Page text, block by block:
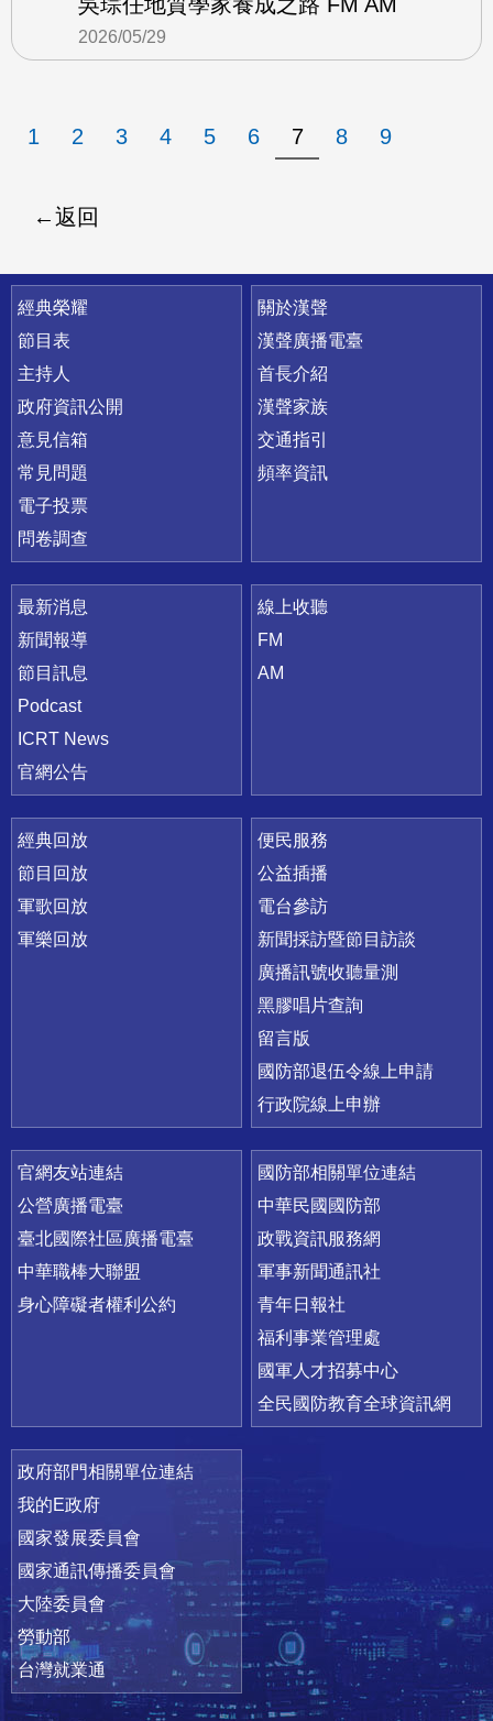
2026/05/29
1 2 3 4 5 6 7 8 9
返回
快速連結
經典榮耀
節目表
主持人
政府資訊公開
意見信箱
常見問題
電子投票
問卷調查
關於漢聲
漢聲廣播電臺
首長介紹
漢聲家族
交通指引
頻率資訊
最新消息
新聞報導
節目訊息
Podcast
ICRT News
官網公告
線上收聽
FM
AM
經典回放
節目回放
軍歌回放
軍樂回放
便民服務
公益插播
電台參訪
新聞採訪暨節目訪談
廣播訊號收聽量測
黑膠唱片查詢
留言版
國防部退伍令線上申請
行政院線上申辦
官網友站連結
公營廣播電臺
臺北國際社區廣播電臺
中華職棒大聯盟
身心障礙者權利公約
國防部相關單位連結
中華民國國防部
政戰資訊服務網
軍事新聞通訊社
青年日報社
福利事業管理處
國軍人才招募中心
全民國防教育全球資訊網
政府部門相關單位連結
我的E政府
國家發展委員會
國家通訊傳播委員會
大陸委員會
勞動部
台灣就業通